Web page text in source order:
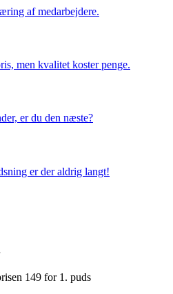
af medarbejdere.
men kvalitet koster penge.
er du den næste?
er der aldrig langt!
149 for 1. puds